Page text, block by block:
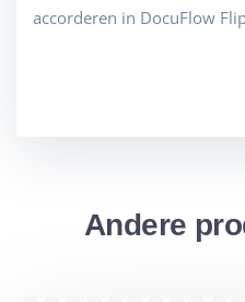
accorderen in DocuFlow
Andere